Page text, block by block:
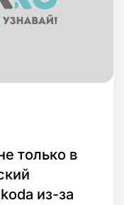
только в
из-за